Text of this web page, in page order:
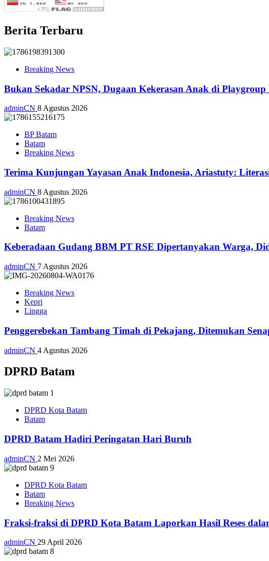
Berita Terbaru
Breaking News
Bukan Sekadar NPSN, Dugaan Kekerasan Anak di
adminCN 8 Agustus 2026
BP Batam
Batam
Breaking News
Terima Kunjungan Yayasan Anak Indonesia, Ariastuty:
adminCN 8 Agustus 2026
Breaking News
Batam
Keberadaan Gudang BBM PT RSE Dipertanyakan Warga,
adminCN 7 Agustus 2026
Breaking News
Kepri
Lingga
Penggerebekan Tambang Timah di Pekajang, Ditemukan
adminCN 4 Agustus 2026
DPRD Batam
DPRD Kota Batam
Batam
DPRD Batam Hadiri Peringatan Hari Buruh
adminCN 2 Mei 2026
DPRD Kota Batam
Batam
Breaking News
Fraksi-fraksi di DPRD Kota Batam Laporkan Hasil Reses
adminCN 29 April 2026